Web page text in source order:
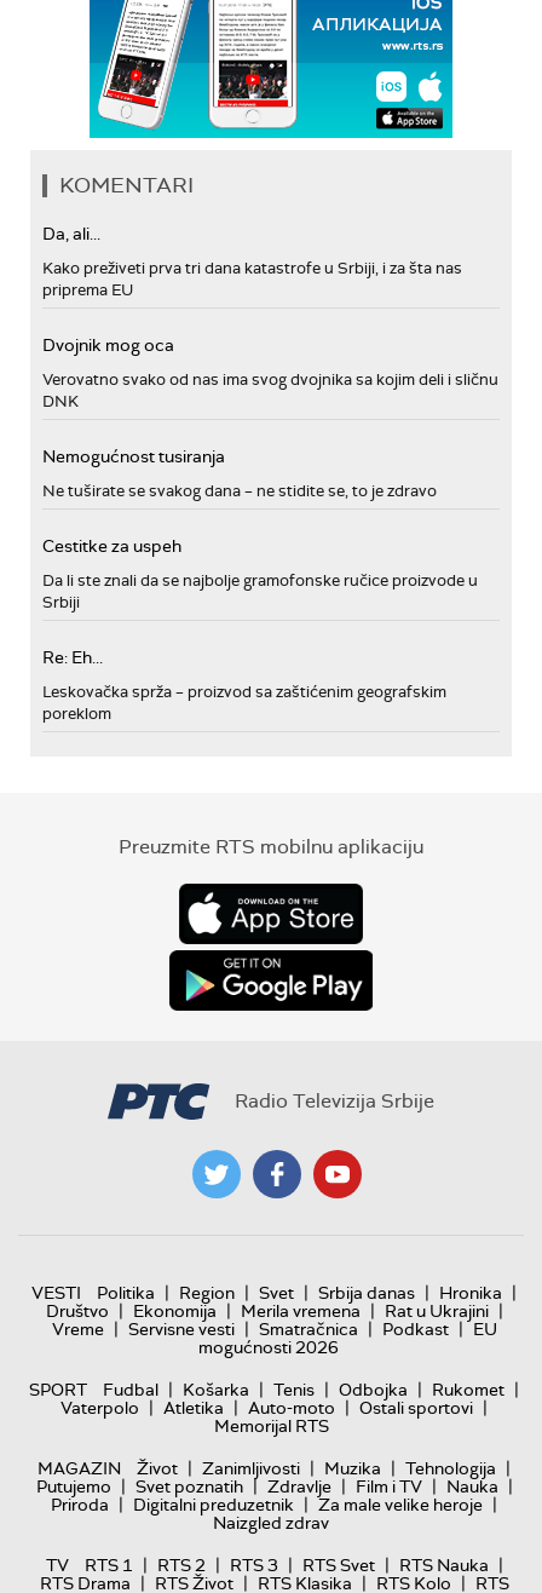
KOMENTARI
Da, ali...
Kako preživeti prva tri dana katastrofe u Srbiji, i za šta nas
priprema EU
Dvojnik mog oca
Verovatno svako od nas ima svog dvojnika sa kojim deli i sličnu
DNK
Nemogućnost tusiranja
Ne tuširate se svakog dana – ne stidite se, to je zdravo
Cestitke za uspeh
Da li ste znali da se najbolje gramofonske ručice proizvode u
Srbiji
Re: Eh...
Leskovačka sprža – proizvod sa zaštićenim geografskim
poreklom
Preuzmite RTS mobilnu aplikaciju
Radio Televizija Srbije
VESTI Politika | Region | Svet | Srbija danas | Hronika |
Društvo | Ekonomija | Merila vremena | Rat u Ukrajini |
Vreme | Servisne vesti | Smatračnica | Podkast | EU
mogućnosti 2026
SPORT
Fudbal | Košarka | Tenis | Odbojka | Rukomet |
Vaterpolo | Atletika | Auto-moto | Ostali sportovi |
Memorijal RTS
MAGAZIN
Život | Zanimljivosti | Muzika | Tehnologija |
Putujemo | Svet poznatih | Zdravlje | Film i TV | Nauka |
Priroda | Digitalni preduzetnik | Za male velike heroje |
Naizgled zdrav
TV
RTS 1 | RTS 2 | RTS 3 | RTS Svet | RTS Nauka |
RTS Drama | RTS Život | RTS Klasika | RTS Kolo | RTS